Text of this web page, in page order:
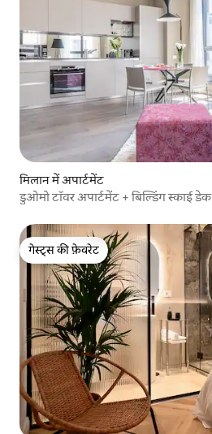
मिलान में अपार्टमेंट
डुओमो टॉवर अपार्टमेंट + बिल्डिंग स्काई डेक
गेस्ट्स की फ़ेवरेट
गेस्ट्स की फ़ेवरेट